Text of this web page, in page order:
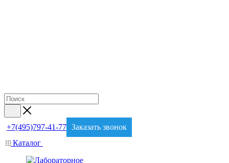
+7(495)797-41-77 Заказать звонок
Каталог